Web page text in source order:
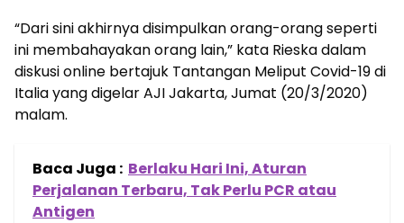
“Dari sini akhirnya disimpulkan orang-orang seperti
ini membahayakan orang lain,” kata Rieska dalam
diskusi online bertajuk Tantangan Meliput Covid-19 di
Italia yang digelar AJI Jakarta, Jumat (20/3/2020)
malam.
Baca Juga : Berlaku Hari Ini, Aturan
Perjalanan Terbaru, Tak Perlu PCR atau
Antigen